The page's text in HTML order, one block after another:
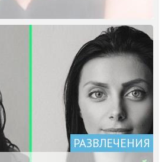
РАЗВЛЕЧЕНИЯ